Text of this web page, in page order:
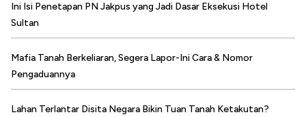
Ini Isi Penetapan PN Jakpus yang Jadi Dasar Eksekusi Hotel
Sultan
Mafia Tanah Berkeliaran, Segera Lapor-Ini Cara & Nomor
Pengaduannya
Lahan Terlantar Disita Negara Bikin Tuan Tanah Ketakutan?